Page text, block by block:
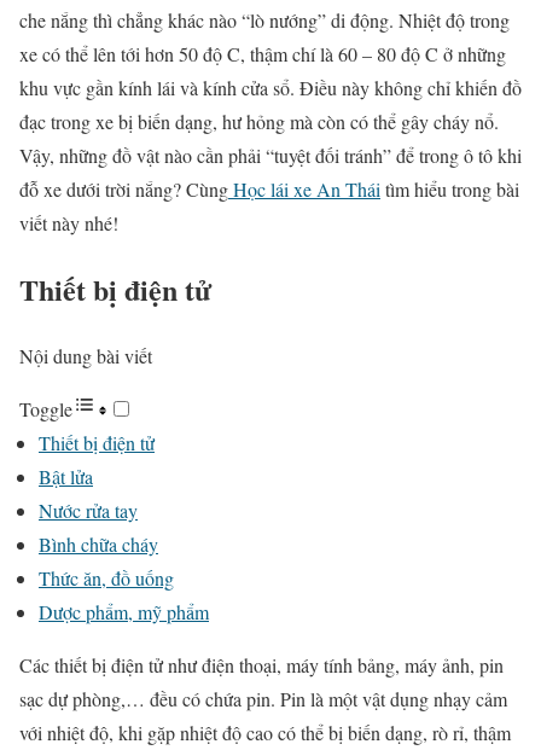
che nắng thì chẳng khác nào “lò nướng” di động. Nhiệt độ trong
xe có thể lên tới hơn 50 độ C, thậm chí là 60 – 80 độ C ở những
khu vực gần kính lái và kính cửa sổ. Điều này không chỉ khiến đồ
đạc trong xe bị biến dạng, hư hỏng mà còn có thể gây cháy nổ.
Vậy, những đồ vật nào cần phải “tuyệt đối tránh” để trong ô tô khi
đỗ xe dưới trời nắng? CùngHọc lái xe An Thái tìm hiểu trong bài
viết này nhé!
Thiết bị điện tử
Nội dung bài viết
Toggle
Thiết bị điện tử
Bật lửa
Nước rửa tay
Bình chữa cháy
Thức ăn, đồ uống
Dược phẩm, mỹ phẩm
Các thiết bị điện tử như điện thoại, máy tính bảng, máy ảnh, pin
sạc dự phòng,… đều có chứa pin. Pin là một vật dụng nhạy cảm
với nhiệt độ, khi gặp nhiệt độ cao có thể bị biến dạng, rò rỉ, thậm